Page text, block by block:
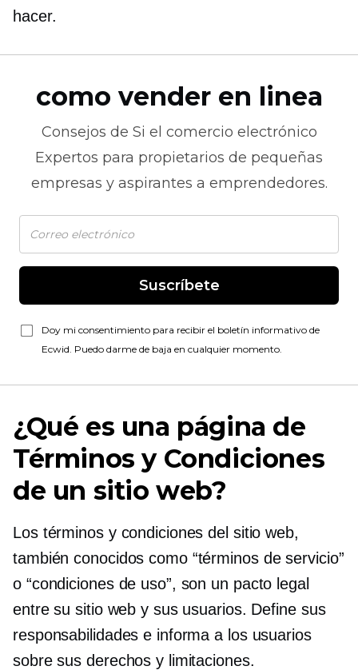
hacer.
como vender en linea
Consejos de Si el comercio electrónico
Expertos para propietarios de pequeñas
empresas y aspirantes a emprendedores.
Suscríbete
Doy mi consentimiento para recibir el boletín informativo de
Ecwid. Puedo darme de baja en cualquier momento.
¿Qué es una página de
Términos y Condiciones
de un sitio web?
Los términos y condiciones del sitio web,
también conocidos como “términos de servicio”
o “condiciones de uso”, son un pacto legal
entre su sitio web y sus usuarios. Define sus
responsabilidades e informa a los usuarios
sobre sus derechos y limitaciones.